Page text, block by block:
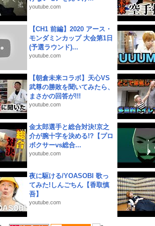
youtube.com
【CH1 前編】2020 アース・
モンダミンカップ 大会第1日
(予選ラウンド)...
youtube.com
【朝倉未来コラボ】天心VS
武尊の勝敗を聞いてみたら、
まさかの回答が!!!
youtube.com
金太郎選手と総合対決!京之
介が腕十字を決める!?【プロ
ボクサーvs総合...
youtube.com
夜に駆ける/YOASOBI 歌っ
てみた!しんごちん【香取慎
吾】
youtube.com